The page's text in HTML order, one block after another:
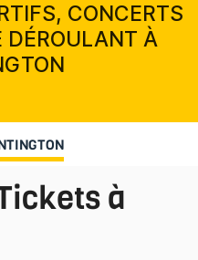
CONCERTS
DÉROULANT À
à